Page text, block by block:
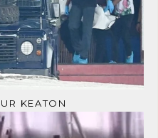
KEATON